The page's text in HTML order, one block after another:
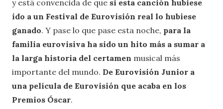
y está convencida de que si esta canción hubiese
ido a un Festival de Eurovisión real lo hubiese
ganado. Y pase lo que pase esta noche, para la
familia eurovisiva ha sido un hito más a sumar a
la larga historia del certamen musical más
importante del mundo. De Eurovisión Junior a
una película de Eurovisión que acaba en los
Premios Óscar.